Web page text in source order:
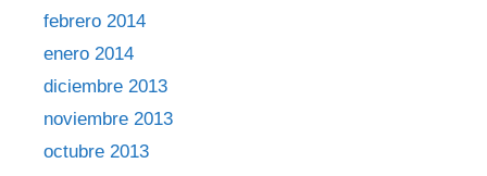
febrero 2014
enero 2014
diciembre 2013
noviembre 2013
octubre 2013